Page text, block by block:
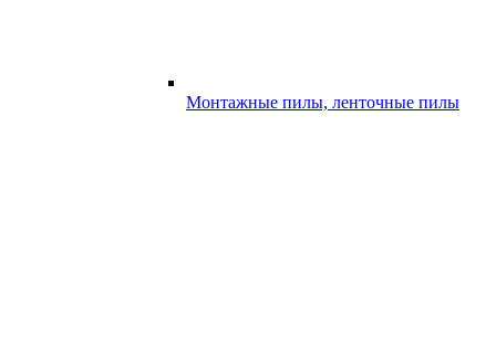
Монтажные пилы, ленточные пилы